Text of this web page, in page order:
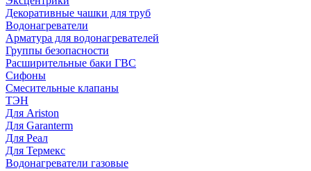
Декоративные чашки для труб
Водонагреватели
Арматура для водонагревателей
Группы безопасности
Расширительные баки ГВС
Сифоны
Смесительные клапаны
ТЭН
Для Ariston
Для Garanterm
Для Реал
Для Термекс
Водонагреватели газовые